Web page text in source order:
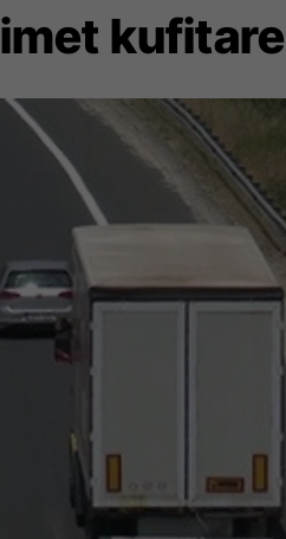
kufitare